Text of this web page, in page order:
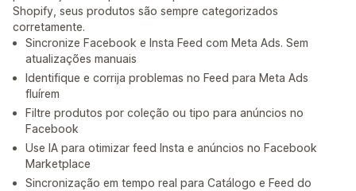
Shopify, seus produtos são sempre categorizados
corretamente.
Sincronize Facebook e Insta Feed com Meta Ads. Sem
atualizações manuais
Identifique e corrija problemas no Feed para Meta Ads
fluírem
Filtre produtos por coleção ou tipo para anúncios no
Facebook
Use IA para otimizar feed Insta e anúncios no Facebook
Marketplace
Sincronização em tempo real para Catálogo e Feed do